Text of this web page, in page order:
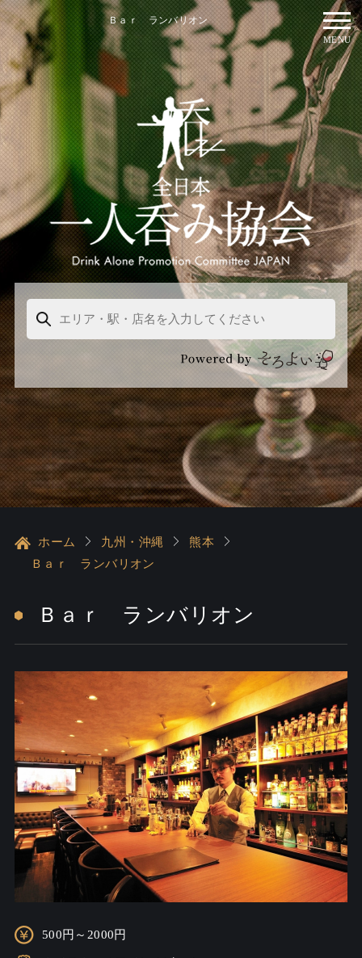
Ｂａｒ ランバリオン
MENU
ホーム 九州・沖縄
熊本
Ｂａｒ ランバリオン
Ｂａｒ ランバリオン
500円～2000円